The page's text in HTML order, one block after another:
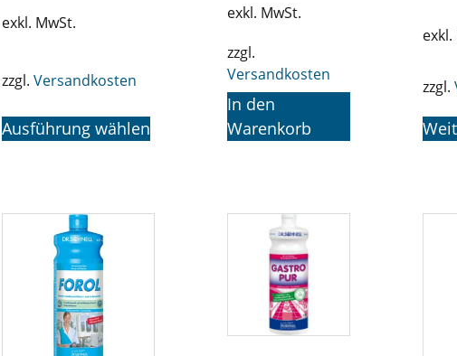
exkl. MwSt.
zzgl. Versandkosten
Ausführung wählen
exkl. MwSt.
zzgl.
Versandkosten
In den
Warenkorb
exkl.
zzgl.